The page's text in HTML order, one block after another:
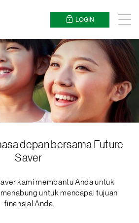
LOGIN
depan bersama Future
Saver
kami membantu Anda untuk
untuk mencapai tujuan
finansial Anda